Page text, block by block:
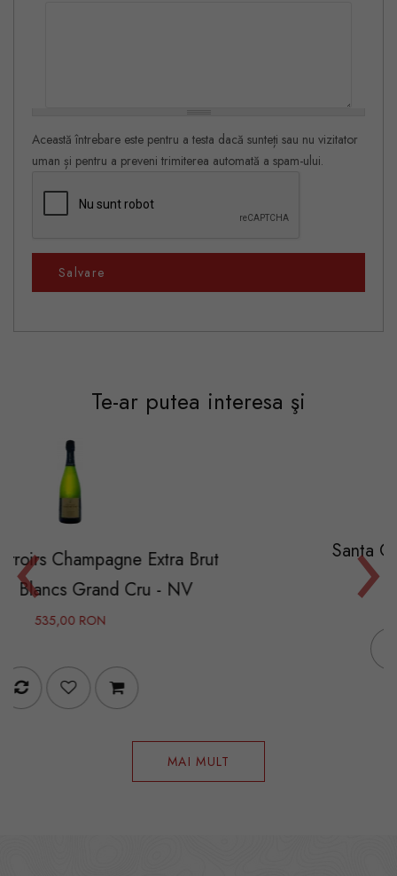
Această întrebare este pentru a testa dacă sunteți sau nu vizitator
uman și pentru a preveni trimiterea automată a spam-ului.
Salvare
Te-ar putea interesa şi
Extra Brut
Cru - NV
Santa Cristina Bianco
‹ ›
MAI MULT